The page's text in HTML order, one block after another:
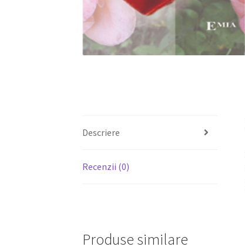
Descriere
Recenzii (0)
Produse similare